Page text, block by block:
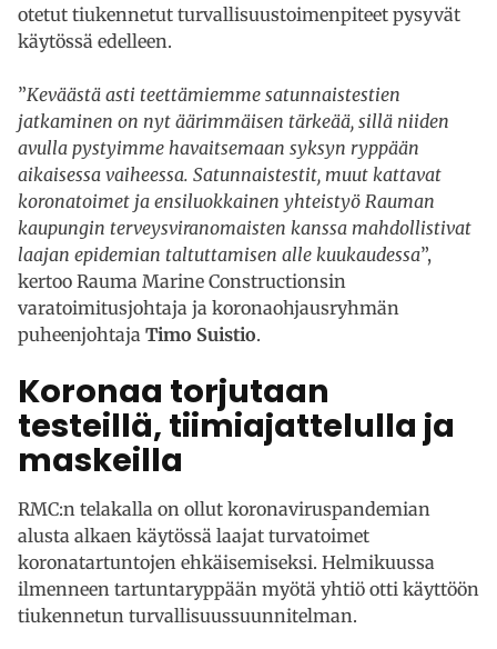
otetut tiukennetut turvallisuustoimenpiteet pysyvät
käytössä edelleen.
”Keväästä asti teettämiemme satunnaistestien
jatkaminen on nyt äärimmäisen tärkeää, sillä niiden
avulla pystyimme havaitsemaan syksyn ryppään
aikaisessa vaiheessa. Satunnaistestit, muut kattavat
koronatoimet ja ensiluokkainen yhteistyö Rauman
kaupungin terveysviranomaisten kanssa mahdollistivat
laajan epidemian taltuttamisen alle kuukaudessa”,
kertoo Rauma Marine Constructionsin
varatoimitusjohtaja ja koronaohjausryhmän
puheenjohtaja Timo Suistio.
Koronaa torjutaan
testeillä, tiimiajattelulla ja
maskeilla
RMC:n telakalla on ollut koronaviruspandemian
alusta alkaen käytössä laajat turvatoimet
koronatartuntojen ehkäisemiseksi. Helmikuussa
ilmenneen tartuntaryppään myötä yhtiö otti käyttöön
tiukennetun turvallisuussuunnitelman.